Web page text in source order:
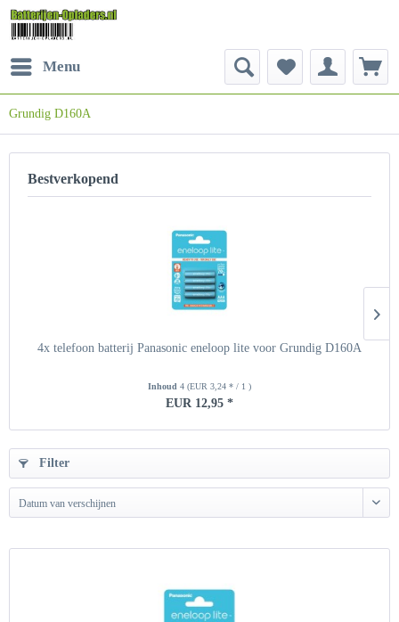
Menu
Grundig D160A
Bestverkopend
4x telefoon batterij Panasonic eneloop lite voor Grundig D160A
Inhoud 4 (EUR 3,24 * / 1 )
EUR 12,95 *
Filter
Datum van verschijnen